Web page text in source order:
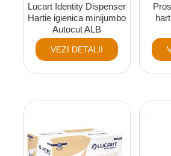
Lucart Identity Dispenser
Hartie igienica minijumbo
Autocut ALB
VEZI DETALII